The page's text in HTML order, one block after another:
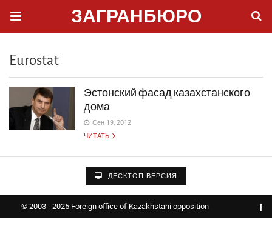
ЗАГРАНБЮРО
Eurostat
Эстонский фасад казахстанского
дома
Сен 19, 2012
ЧИТАТЬ
ДЕСКТОП ВЕРСИЯ
© 2003 - 2025 Foreign office of Kazakhstani opposition